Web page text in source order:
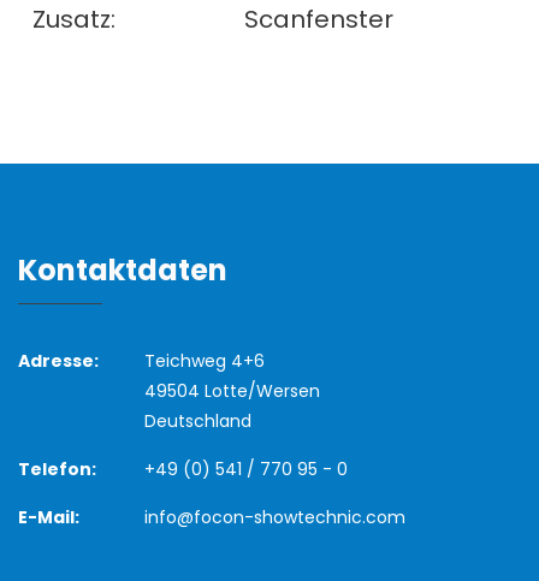
Zusatz: Scanfenster
Kontaktdaten
Adresse:
Teichweg 4+6
49504 Lotte/Wersen
Deutschland
Telefon:
+49 (0) 541 / 770 95 - 0
E-Mail:
info@focon-showtechnic.com